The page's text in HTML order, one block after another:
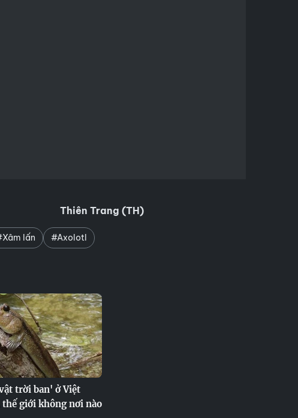
Thiên Trang (TH)
lấn #Axolotl
trời ban' ở Việt
thế giới không nơi nào